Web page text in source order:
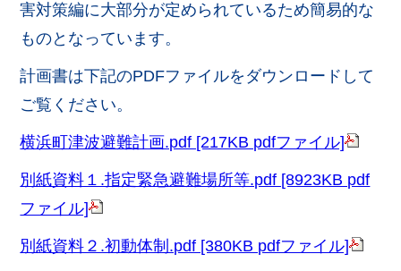
害対策編に大部分が定められているため簡易的な
ものとなっています。
計画書は下記のPDFファイルをダウンロードして
ご覧ください。
横浜町津波避難計画.pdf [217KB pdfファイル]
別紙資料１.指定緊急避難場所等.pdf [8923KB pdf
ファイル]
別紙資料２.初動体制.pdf [380KB pdfファイル]